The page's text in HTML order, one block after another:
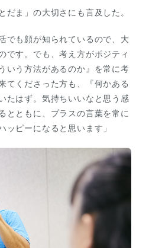
だま」の大切さにも言及した。
でも顔が知られているので、大
です。でも、考え方がポジティ
いう方法があるのか』を常に考
てくださった方も、『何かある
たはず。気持ちいいなと思う感
とともに、プラスの言葉を常に
ッピーになると思います」